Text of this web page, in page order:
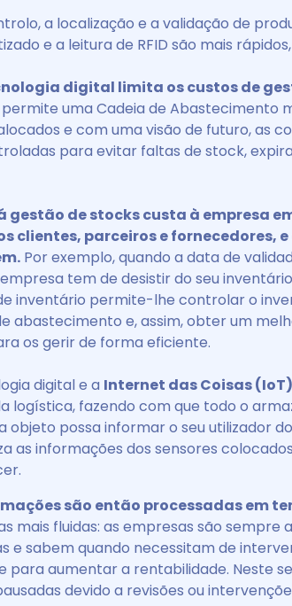
a localização e a validação de
e a leitura de RFID são mais rápidos,
digital limita os custos de
uma Cadeia de Abastecimento
e com uma visão de futuro, as
para evitar faltas de stock,
gestão de stocks custa à empresa
clientes, parceiros e fornecedores,
Por exemplo, quando a data de
tem de desistir do seu
inventário permite-lhe controlar o
abastecimento e, assim, obter um
os gerir de forma eficiente.
digital e a Internet das Coisas (IoT)
logística, fazendo com que todo o
objeto possa informar o seu utilizador
as informações dos sensores
são então processadas em
mais fluidas: as empresas são sempre
e sabem quando necessitam de
para aumentar a rentabilidade. Neste
devido a revisões ou